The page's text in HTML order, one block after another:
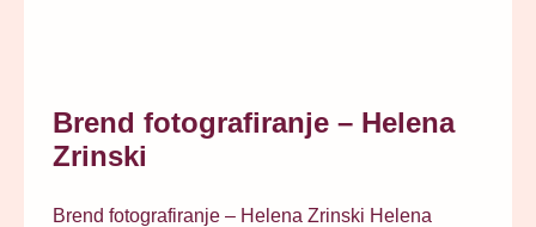
Brend fotografiranje – Helena
Zrinski
Brend fotografiranje – Helena Zrinski Helena